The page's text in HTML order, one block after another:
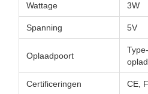
Wattage 3W
Spanning 5V
Oplaadpoort
Certificeringen CE,